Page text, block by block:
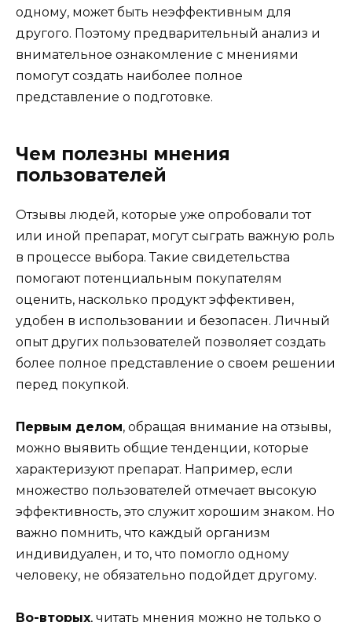
одному, может быть неэффективным для
другого. Поэтому предварительный анализ и
внимательное ознакомление с мнениями
помогут создать наиболее полное
представление о подготовке.
Чем полезны мнения
пользователей
Отзывы людей, которые уже опробовали тот
или иной препарат, могут сыграть важную роль
в процессе выбора. Такие свидетельства
помогают потенциальным покупателям
оценить, насколько продукт эффективен,
удобен в использовании и безопасен. Личный
опыт других пользователей позволяет создать
более полное представление о своем решении
перед покупкой.
Первым делом, обращая внимание на отзывы,
можно выявить общие тенденции, которые
характеризуют препарат. Например, если
множество пользователей отмечает высокую
эффективность, это служит хорошим знаком. Но
важно помнить, что каждый организм
индивидуален, и то, что помогло одному
человеку, не обязательно подойдет другому.
Во-вторых, читать мнения можно не только о